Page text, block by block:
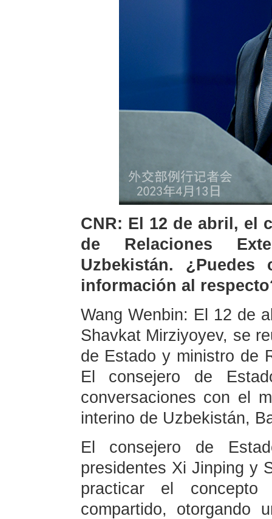
CNR: El 12 de abril, el
de Relaciones
Uzbekistán.
información al
Wang Wenbin: El 12 de
Shavkat Mirziyoyev, se
de Estado y ministro de
El consejero de
conversaciones con el
interino de Uzbekistán,
El consejero de
presidentes Xi Jinping y
practicar el
compartido, otorgando